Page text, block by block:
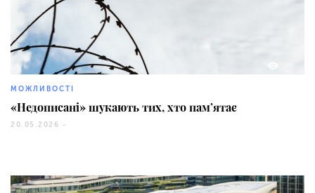
МОЖЛИВОСТІ
«Недописані» шукають тих, хто пам’ятає
20.05.2026 -